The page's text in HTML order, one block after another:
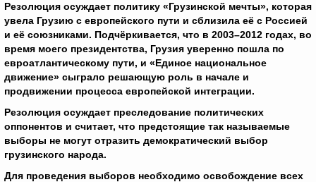
Резолюция осуждает политику «Грузинской мечты», которая
увела Грузию с европейского пути и сблизила её с Россией
и её союзниками. Подчёркивается, что в 2003–2012 годах, во
время моего президентства, Грузия уверенно пошла по
евроатлантическому пути, и «Единое национальное
движение» сыграло решающую роль в начале и
продвижении процесса европейской интеграции.
Резолюция осуждает преследование политических
оппонентов и считает, что предстоящие так называемые
выборы не могут отразить демократический выбор
грузинского народа.
Для проведения выборов необходимо освобождение всех